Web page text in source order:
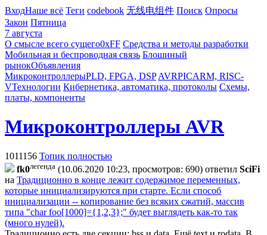
ВходНаше всё Теги codebook 无线电组件 Поиск Опросы
Закон Пятница
7 августа
О смысле всего сущего0xFF Средства и методы разработки
Мобильная и беспроводная связь Блошиный
рынокОбъявления
МикроконтроллерыPLD, FPGA, DSP AVRPICARM, RISC-
VТехнологии Кибернетика, автоматика, протоколы Схемы,
платы, компоненты
Микроконтроллеры AVR
1011156 Топик полностью
fk0легенда (10.06.2020 10:23, просмотров: 690) ответил SciFi
на Традиционно в конце лежит содержимое переменных,
которые инициализируются при старте. Если способ
инициализации -- копирование без всяких сжатий, массив
типа "char foo[1000]={1,2,3};" будет выглядеть как-то так
(много нулей).